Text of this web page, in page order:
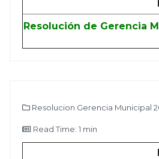
Resolución de Gerencia
Resolucion Gerencia Municipal
Read Time: 1 min